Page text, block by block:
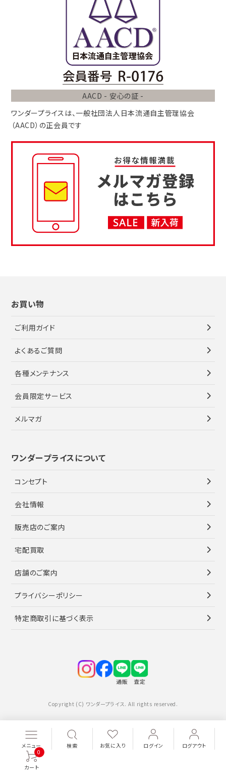
メニュー 検索 お気に入り ログイン ログアウト
カート
0
AACD - 安心の証 -
ワンダープライスは、 一般社団法人 日本流通自主管理協会
（AACD） の正会員です
お買い物
ご利用ガイド
よくあるご質問
各種メンテナンス
会員限定サービス
メルマガ
ワンダープライスについて
コンセプト
会社情報
販売店のご案内
宅配買取
店舗のご案内
プライバシーポリシー
特定商取引に基づく表示
Copyright (C) ワンダープライス. All rights reserved.